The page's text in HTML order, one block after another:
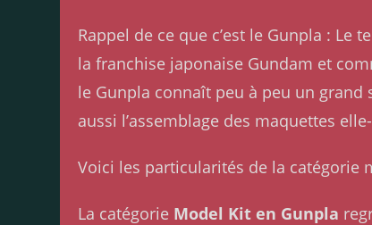
Rappel de ce que c’est le Gunpla :
la franchise japonaise Gundam et
le Gunpla connaît peu à peu un grand
aussi l’assemblage des maquettes
Voici les particularités de la catégorie
La catégorie Model Kit en Gunpla